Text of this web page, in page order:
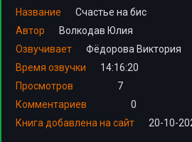
Название
Счастье на бис
Автор
Волкодав Юлия
Озвучивает
Фёдорова Виктория
Время озвучки
14:16:20
Просмотров
7
Комментариев
0
Книга добавлена на сайт
20-10-